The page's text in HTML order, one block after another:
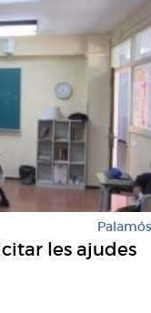
Palamós
les ajudes